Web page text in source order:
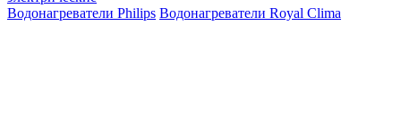
Водонагреватели Philips Водонагреватели Royal Clima